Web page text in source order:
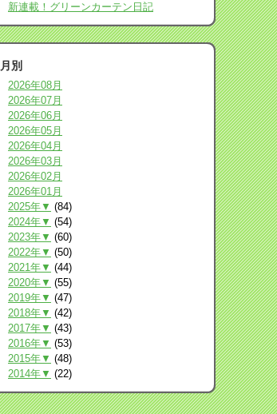
新連載！グリーンカーテン日記
月別
2026年08月
2026年07月
2026年06月
2026年05月
2026年04月
2026年03月
2026年02月
2026年01月
2025年▼ (84)
2024年▼ (54)
2023年▼ (60)
2022年▼ (50)
2021年▼ (44)
2020年▼ (55)
2019年▼ (47)
2018年▼ (42)
2017年▼ (43)
2016年▼ (53)
2015年▼ (48)
2014年▼ (22)